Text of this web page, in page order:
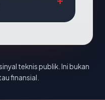
teknis publik. Ini bukan
finansial.